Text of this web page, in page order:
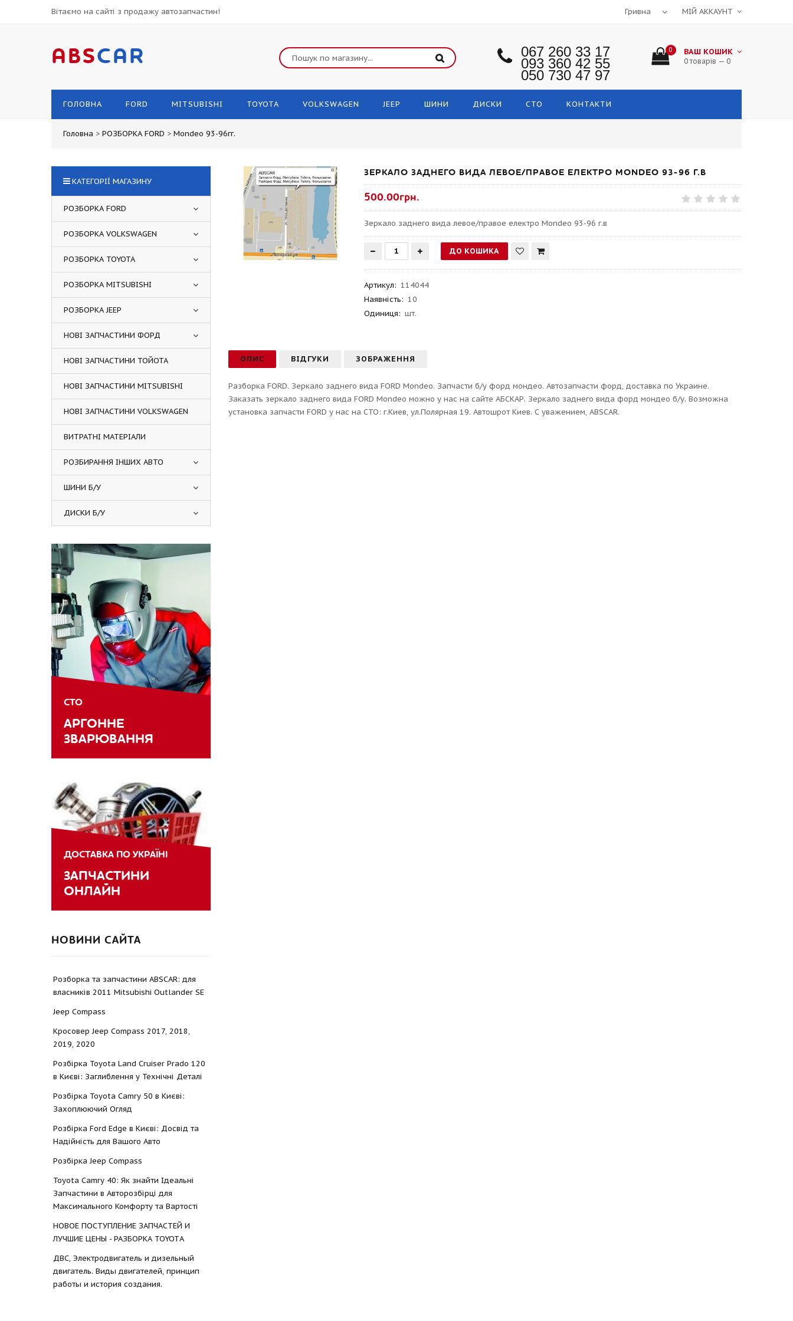
Вітаємо на сайті з продажу автозапчастин! МІЙ АККАУНТ
ABSCAR 067 260 33 17
093 360 42 55
050 730 47 97
0 ВАШ КОШИК
0 товарів — 0
ГОЛОВНА FORD MITSUBISHI TOYOTA VOLKSWAGEN JEEP ШИНИ ДИСКИ СТО КОНТАКТИ
Головна > РОЗБОРКА FORD > Mondeo 93-96гг.
ЗЕРКАЛО ЗАДНЕГО ВИДА ЛЕВОЕ/ПРАВОЕ ЕЛЕКТРО MONDEO 93-96 Г.В
500.00грн.
Зеркало заднего вида левое/правое електро Mondeo 93-96 г.в
Артикул: 114044
Наявність: 10
Одиниця: шт.
ОПИС ВІДГУКИ ЗОБРАЖЕННЯ
Разборка FORD. Зеркало заднего вида FORD Mondeo. Запчасти б/у форд мондео. Автозапчасти форд, доставка по Украине.
Заказать зеркало заднего вида FORD Mondeo можно у нас на сайте АБСКАР. Зеркало заднего вида форд мондео б/у. Возможна
установка запчасти FORD у нас на СТО: г.Киев, ул.Полярная 19. Автошрот Киев. С уважением, ABSCAR.
КАТЕГОРІЇ МАГАЗИНУ
РОЗБОРКА FORD
РОЗБОРКА VOLKSWAGEN
РОЗБОРКА TOYOTA
РОЗБОРКА MITSUBISHI
РОЗБОРКА JEEP
НОВІ ЗАПЧАСТИНИ ФОРД
НОВІ ЗАПЧАСТИНИ ТОЙОТА
НОВІ ЗАПЧАСТИНИ MITSUBISHI
НОВІ ЗАПЧАСТИНИ VOLKSWAGEN
ВИТРАТНІ МАТЕРІАЛИ
РОЗБИРАННЯ ІНШИХ АВТО
ШИНИ Б/У
ДИСКИ Б/У
СТО
АРГОННЕ
ЗВАРЮВАННЯ
ДОСТАВКА ПО УКРАЇНІ
ЗАПЧАСТИНИ
ОНЛАЙН
НОВИНИ САЙТА
Розборка та запчастини ABSCAR: для
власників 2011 Mitsubishi Outlander SE
Jeep Compass
Кросовер Jeep Compass 2017, 2018,
2019, 2020
Розбірка Toyota Land Cruiser Prado 120
в Києві: Заглиблення у Технічні Деталі
Розбірка Toyota Camry 50 в Києві:
Захоплюючий Огляд
Розбірка Ford Edge в Києві: Досвід та
Надійність для Вашого Авто
Розбірка Jeep Compass
Toyota Camry 40: Як знайти Ідеальні
Запчастини в Авторозбірці для
Максимального Комфорту та Вартості
НОВОЕ ПОСТУПЛЕНИЕ ЗАПЧАСТЕЙ И
ЛУЧШИЕ ЦЕНЫ - РАЗБОРКА TOYOTА
ДВС, Электродвигатель и дизельный
двигатель. Виды двигателей, принцип
работы и история создания.